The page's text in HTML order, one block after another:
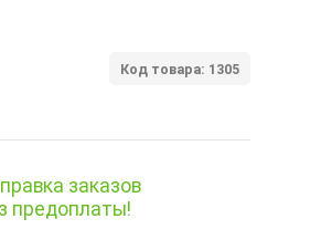
Код товара: 1305
заказов
предоплаты!